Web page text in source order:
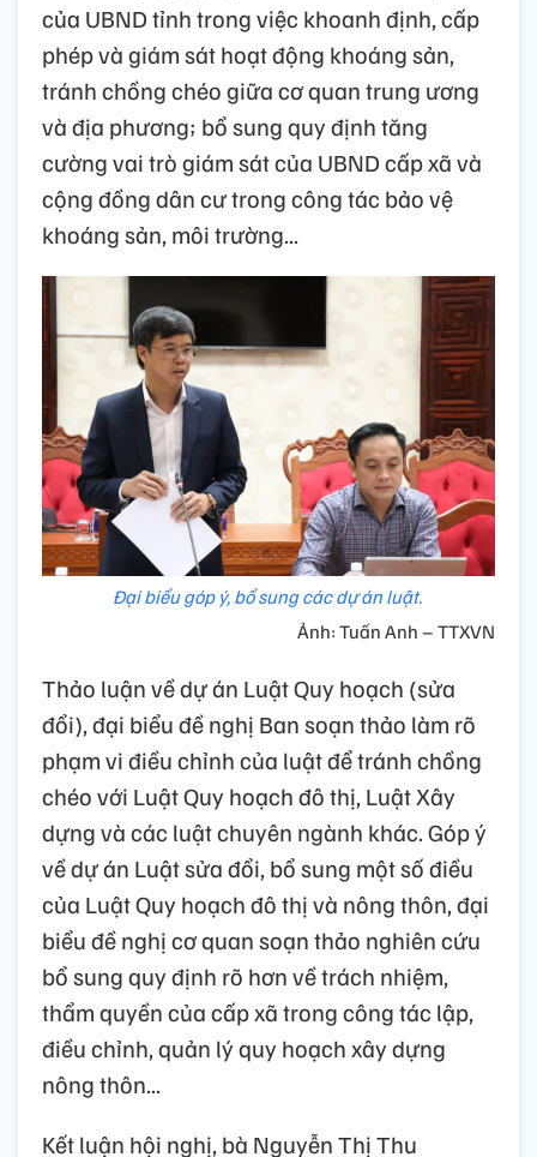
của UBND tỉnh trong việc khoanh định, cấp
phép và giám sát hoạt động khoáng sản,
tránh chồng chéo giữa cơ quan trung ương
và địa phương; bổ sung quy định tăng
cường vai trò giám sát của UBND cấp xã và
cộng đồng dân cư trong công tác bảo vệ
khoáng sản, môi trường...
Đại biểu góp ý, bổ sung các dự án luật.
Ảnh: Tuấn Anh – TTXVN
Thảo luận về dự án Luật Quy hoạch (sửa
đổi), đại biểu đề nghị Ban soạn thảo làm rõ
phạm vi điều chỉnh của luật để tránh chồng
chéo với Luật Quy hoạch đô thị, Luật Xây
dựng và các luật chuyên ngành khác. Góp ý
về dự án Luật sửa đổi, bổ sung một số điều
của Luật Quy hoạch đô thị và nông thôn, đại
biểu đề nghị cơ quan soạn thảo nghiên cứu
bổ sung quy định rõ hơn về trách nhiệm,
thẩm quyền của cấp xã trong công tác lập,
điều chỉnh, quản lý quy hoạch xây dựng
nông thôn...
Kết luận hội nghị, bà Nguyễn Thị Thu